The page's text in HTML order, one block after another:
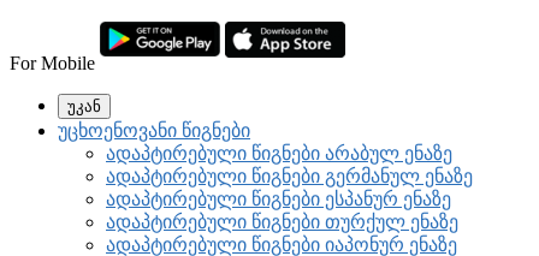
For Mobile
უკან
უცხოენოვანი წიგნები
ადაპტირებული წიგნები არაბულ ენაზე
ადაპტირებული წიგნები გერმანულ ენაზე
ადაპტირებული წიგნები ესპანურ ენაზე
ადაპტირებული წიგნები თურქულ ენაზე
ადაპტირებული წიგნები იაპონურ ენაზე